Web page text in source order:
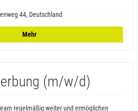
44, Deutschland
Mehr
(m/w/d)
regelmäßig weiter und ermöglichen